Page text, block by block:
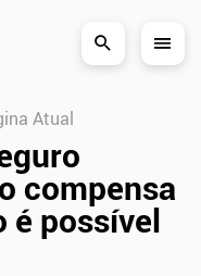
Atual
compensa
é possível